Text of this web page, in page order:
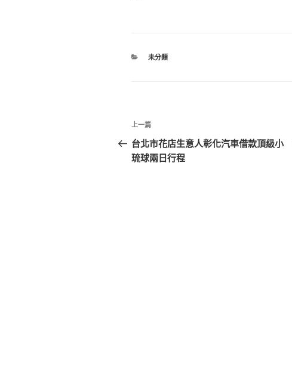
分
未分類
文
章
導
上
一
篇
上一篇
台北市花店生意人彰化汽車借款頂級小
琉球兩日行程